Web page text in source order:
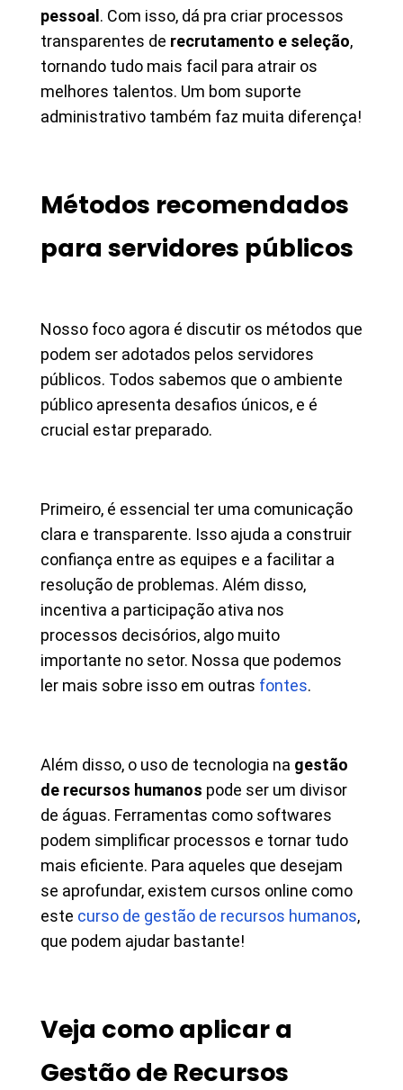
pessoal . Com isso, dá pra criar processos
transparentes de recrutamento e seleção,
tornando tudo mais facil para atrair os
melhores talentos. Um bom suporte
administrativo também faz muita diferença!
Métodos recomendados
para servidores públicos
Nosso foco agora é discutir os métodos que
podem ser adotados pelos servidores
públicos. Todos sabemos que o ambiente
público apresenta desafios únicos, e é
crucial estar preparado.
Primeiro, é essencial ter uma comunicação
clara e transparente. Isso ajuda a construir
confiança entre as equipes e a facilitar a
resolução de problemas. Além disso,
incentiva a participação ativa nos
processos decisórios, algo muito
importante no setor. Nossa que podemos
ler mais sobre isso em outras fontes.
Além disso, o uso de tecnologia na gestão
de recursos humanos pode ser um divisor
de águas. Ferramentas como softwares
podem simplificar processos e tornar tudo
mais eficiente. Para aqueles que desejam
se aprofundar, existem cursos online como
este curso de gestão de recursos humanos,
que podem ajudar bastante!
Veja como aplicar a
Gestão de Recursos